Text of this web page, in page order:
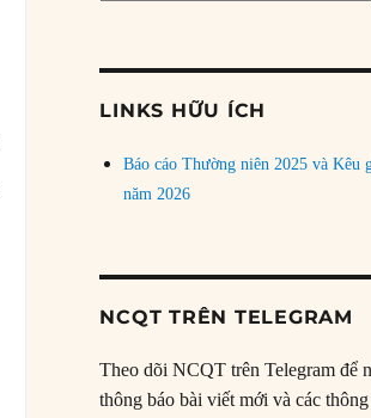
LINKS HỮU ÍCH
Báo cáo Thường niên 2025 và Kêu
năm 2026
NCQT TRÊN TELEGRAM
Theo dõi NCQT trên Telegram để
thông báo bài viết mới và các